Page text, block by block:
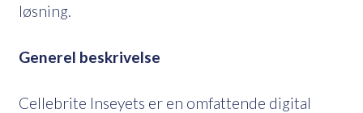
løsning.
Generel beskrivelse
Cellebrite Inseyets er en omfattende digital